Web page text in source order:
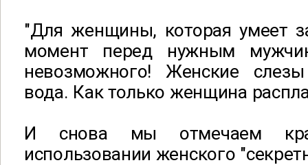
"Для женщины, которая умеет
момент перед нужным
невозможного! Женские
вода. Как только женщина
И снова мы отмечаем
использовании женского